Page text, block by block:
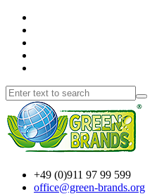
+49 (0)911 97 99 599
office@green-brands.org